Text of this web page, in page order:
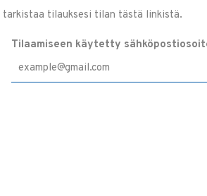
tilauksesi tilan tästä linkistä.
Tilaamiseen käytetty